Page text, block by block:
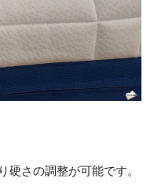
硬さの調整が可能です。